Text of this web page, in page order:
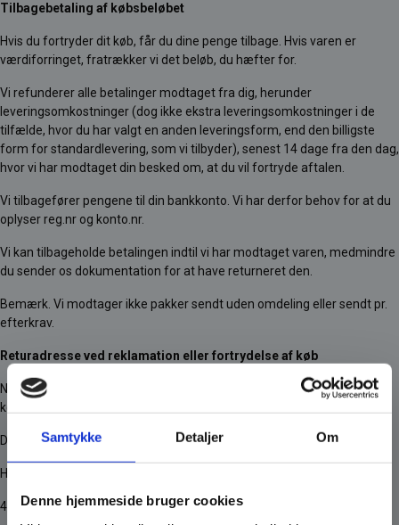
Samtykke Detaljer Om
Denne hjemmeside bruger cookies
Tilbagebetaling af købsbeløbet
Hvis du fortryder dit køb, får du dine penge tilbage. Hvis varen er
værdiforringet, fratrækker vi det beløb, du hæfter for.
Vi refunderer alle betalinger modtaget fra dig, herunder
leveringsomkostninger (dog ikke ekstra leveringsomkostninger i de
tilfælde, hvor du har valgt en anden leveringsform, end den billigste
form for standardlevering, som vi tilbyder), senest 14 dage fra den dag,
hvor vi har modtaget din besked om, at du vil fortryde aftalen.
Vi tilbagefører pengene til din bankkonto. Vi har derfor behov for at du
oplyser reg.nr og konto.nr.
Vi kan tilbageholde betalingen indtil vi har modtaget varen, medmindre
du sender os dokumentation for at have returneret den.
Bemærk. Vi modtager ikke pakker sendt uden omdeling eller sendt pr.
efterkrav.
Returadresse ved reklamation eller fortrydelse af køb
Når du ønsker at reklamere over et produkt eller ønsker at fortryde dit
køb, så skal varen sendes til følgende adresse:
Dalmose Brænde A/S
Huginsvej 12
4100 Ringsted